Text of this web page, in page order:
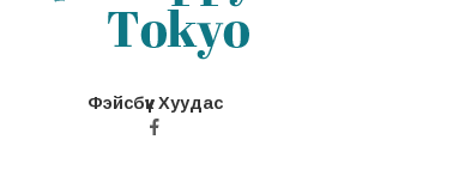
Фэйсбүүк Хуудас